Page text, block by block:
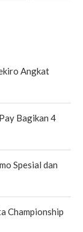
Angkat
Bagikan 4
Spesial dan
Championship